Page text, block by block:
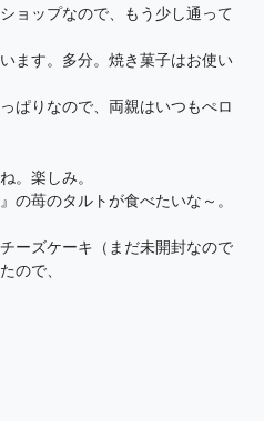
ョップなので、もう少し通って
ます。多分。焼き菓子はお使い
ぱりなので、両親はいつもぺロ
。楽しみ。
の苺のタルトが食べたいな～。
ーズケーキ（まだ未開封なので
ので、